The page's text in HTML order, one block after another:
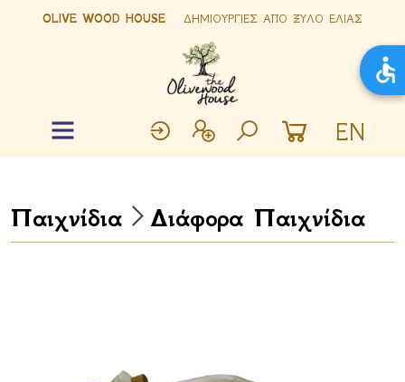
OLIVE WOOD HOUSE ΔΗΜΙΟΥΡΓΙΕΣ ΑΠΟ ΞΥΛΟ ΕΛΙΑΣ
EN
Παιχνίδια Διάφορα Παιχνίδια